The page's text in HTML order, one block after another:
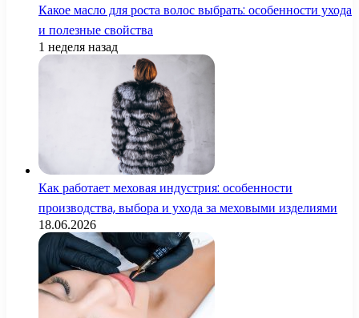
Какое масло для роста волос выбрать: особенности ухода
и полезные свойства
1 неделя назад
Как работает меховая индустрия: особенности
производства, выбора и ухода за меховыми изделиями
18.06.2026